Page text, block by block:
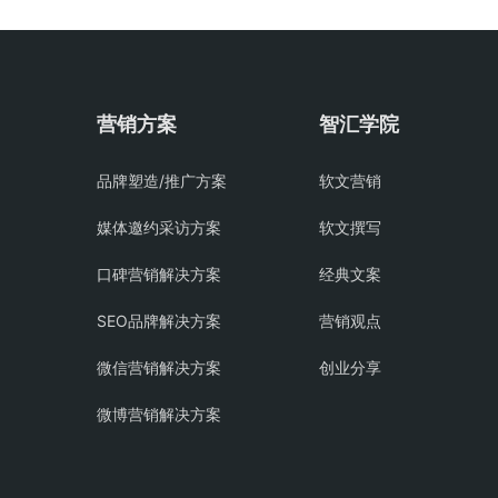
营销方案
品牌塑造/推广方案
媒体邀约采访方案
口碑营销解决方案
SEO品牌解决方案
微信营销解决方案
微博营销解决方案
智汇学院
软文营销
软文撰写
经典文案
营销观点
创业分享